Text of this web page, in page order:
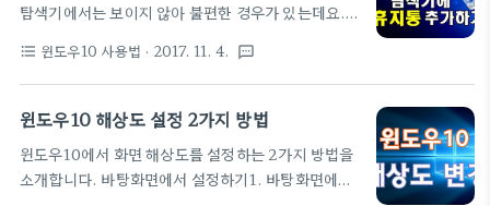
이른바 라이브러리 관련 폴더들 (내문서, 내비디오,
내음악, 내사진, 바탕화면 등)도 마찬가지입니다. 오
'내문서'폴더를 예로 듭니다만 앞서 얘기한 다른 폴더
들도 동일한 방법이니 참고하시기 바랍니다...
탐색기에서는 보이지 않아 불편한 경우가 있는데요.
추가할 수 있으니 따라해 보세요. 따라하기1. 윈도우
탐색기를 실행한 후에 리본메뉴가 보이지 않으면 그림
과 같이 우측 상단의 ∨ 를 클릭합니다. ▼ 2. 리본메뉴
창에서 '보기탭 - 고급설정 - 모든 폴더 표시'에 체크 ▼
4. 탐색기에 휴지통과 제어판이 추가 되었습니다. ▼
format_list_bulleted 윈도우10 사용법 · 2017. 11. 4. textsms
윈도우10 해상도 설정 2가지 방법
윈도우10에서 화면 해상도를 설정하는 2가지 방법을
소개합니다. 바탕화면에서 설정하기1. 바탕화면에서